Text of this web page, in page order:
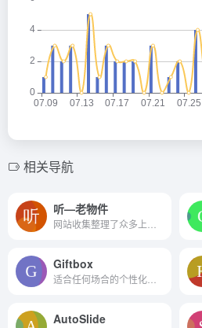
相关导航
听—老物件
Giftbox
AutoSlide